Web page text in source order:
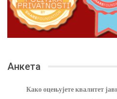
Анкета
Како оцењујете квалитет